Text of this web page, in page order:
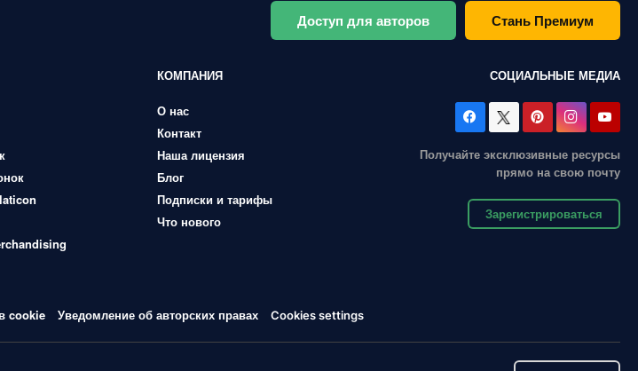
Доступ для авторов Стань Премиум
КОМПАНИЯ
О нас
Контакт
Наша лицензия
Блог
Подписки и тарифы
Что нового
СОЦИАЛЬНЫЕ МЕДИА
Получайте эксклюзивные ресурсы
прямо на свою почту
Зарегистрироваться
cookie Уведомление об авторских правах Cookies settings